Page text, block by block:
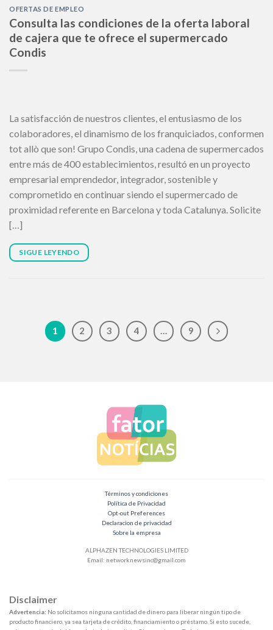
OFERTAS DE EMPLEO
Consulta las condiciones de la oferta laboral
de cajera que te ofrece el supermercado
Condis
La satisfacción de nuestros clientes, el entusiasmo de los
colaboradores, el dinamismo de los franquiciados, conformen
tot allò que son! Grupo Condis, una cadena de supermercados
entre más de 400 establecimientos, resultó en un proyecto
empresarial emprendedor, integrador, sostenible y
comprometido en continuar siendo el supermercado de
proximidad referente en Barcelona y toda Catalunya. Solicite
[…]
SIGUE LEYENDO
1 2 3 4 … 9
Términos y condiciones
Política de Privacidad
Opt-out Preferences
Declaracion de privacidad
Sobre la empresa
ALPHAZEN TECHNOLOGIES LIMITED
Email: networknewsinc@gmail.com
Disclaimer
Advertencia: No solicitamos ninguna cantidad de dinero para liberar ningún tipo de
producto financiero, ya sea tarjeta de crédito, financiamiento o préstamo. Si esto sucede,